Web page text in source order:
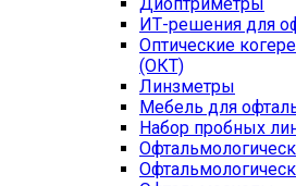
ИТ-решения для
Оптические
(ОКТ)
Линзметры
Мебель для
Набор пробных